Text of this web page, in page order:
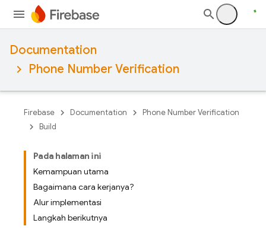
Documentation
Phone Number Verification
Firebase Documentation
Phone Number Verification
Build
Pada halaman ini
Kemampuan utama
Bagaimana cara kerjanya?
Alur implementasi
Langkah berikutnya